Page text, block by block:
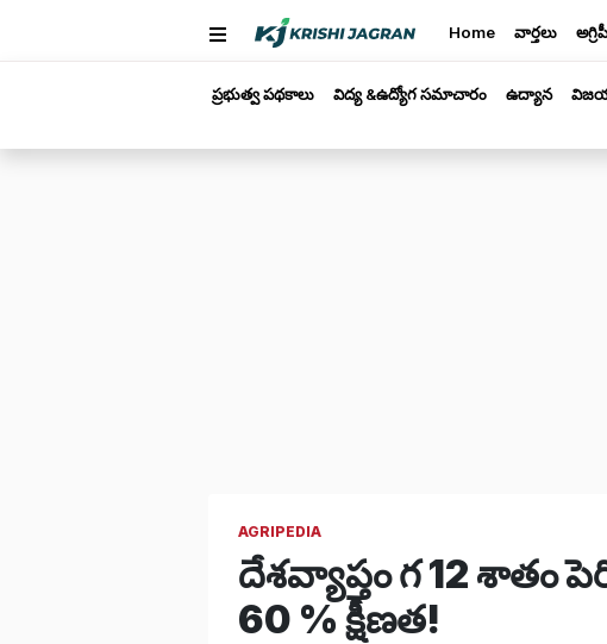
Home వార్తలు
ప్రభుత్వ పథకాలు విద్య &ఉద్యోగ సమాచారం ఉద్యాన
AGRIPEDIA
దేశవ్యాప్తం గ 12 శాతం
60 % క్షీణత!